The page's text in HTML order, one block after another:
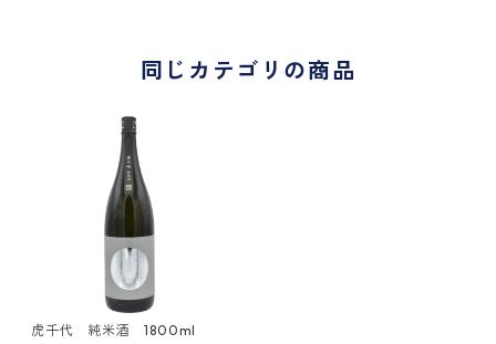
同じカテゴリの商品
虎千代 純米酒 1800ml